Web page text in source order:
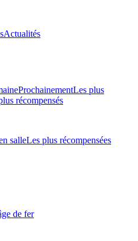
Actualités
ProchainementLes plus
récompensés
salleLes plus récompensées
de fer